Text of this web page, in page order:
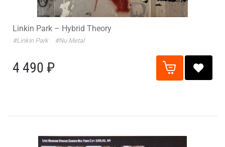
Linkin Park – Hybrid Theory
#Linkin Park #Nu Metal
4 490 ₽